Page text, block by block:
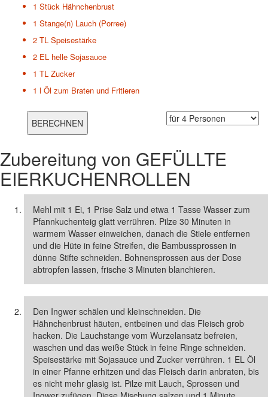
1 Stück Hähnchenbrust
1 Stange(n) Lauch (Porree)
2 TL Speisestärke
2 EL helle Sojasauce
1 TL Zucker
1 l Öl zum Braten und Fritieren
Zubereitung von GEFÜLLTE
EIERKUCHENROLLEN
Mehl mit 1 Ei, 1 Prise Salz und etwa 1 Tasse Wasser zum
Pfannkuchenteig glatt verrühren. Pilze 30 Minuten in
warmem Wasser einweichen, danach die Stiele entfernen
und die Hüte in feine Streifen, die Bambussprossen in
dünne Stifte schneiden. Bohnensprossen aus der Dose
abtropfen lassen, frische 3 Minuten blanchieren.
Den Ingwer schälen und kleinschneiden. Die
Hähnchenbrust häuten, entbeinen und das Fleisch grob
hacken. Die Lauchstange vom Wurzelansatz befreien,
waschen und das weiße Stück in feine Ringe schneiden.
Speisestärke mit Sojasauce und Zucker verrühren. 1 EL Öl
in einer Pfanne erhitzen und das Fleisch darin anbraten, bis
es nicht mehr glasig ist. Pilze mit Lauch, Sprossen und